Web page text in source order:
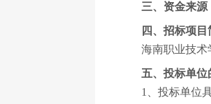
三、资金来源
四、招标项目
海南职业技术
五、投标单
1
、投标单位